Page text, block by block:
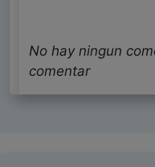
No hay ningun
comentar